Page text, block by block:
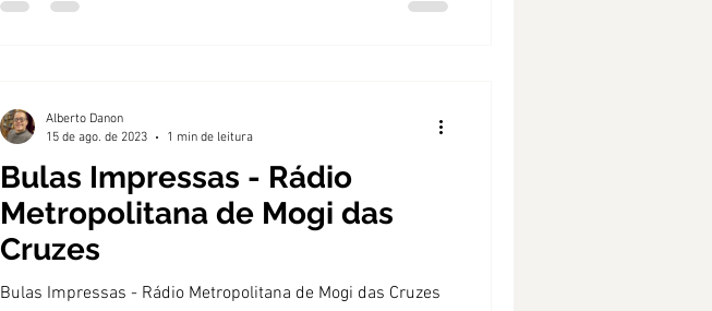
Bulas Impressas - Rádio
Metropolitana de Mogi das
Cruzes
Bulas Impressas - Rádio Metropolitana de Mogi das Cruzes
Alberto Danon
15 de ago. de 2023
1 min de leitura